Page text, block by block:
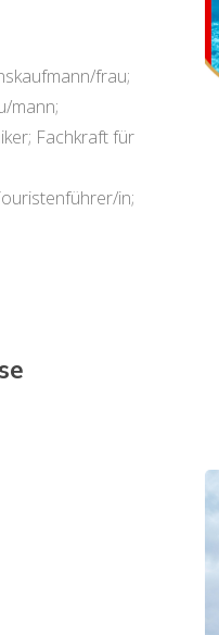
frau;
mann;
Fachkraft für
in;